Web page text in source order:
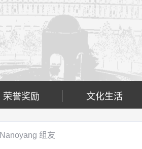
荣誉奖励 文化生活
Nanoyang 组友